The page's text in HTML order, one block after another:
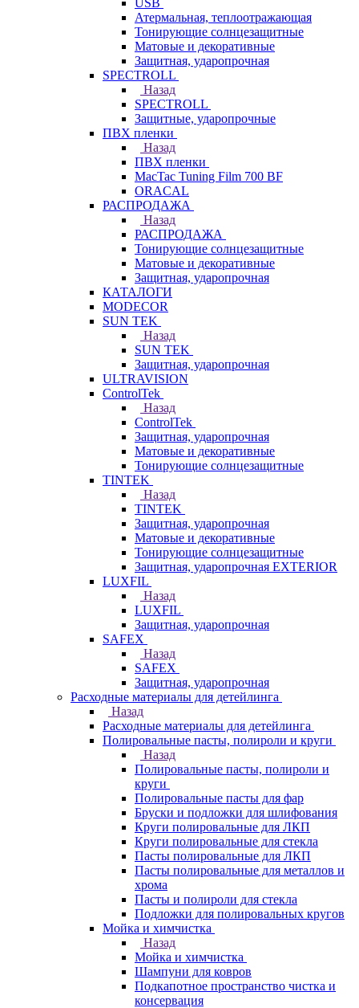
USB
Атермальная, теплоотражающая
Тонирующие солнцезащитные
Матовые и декоративные
Защитная, ударопрочная
SPECTROLL
Назад
SPECTROLL
Защитные, ударопрочные
ПВХ пленки
Назад
ПВХ пленки
MacTac Tuning Film 700 BF
ORACAL
РАСПРОДАЖА
Назад
РАСПРОДАЖА
Тонирующие солнцезащитные
Матовые и декоративные
Защитная, ударопрочная
КАТАЛОГИ
MODECOR
SUN TEK
Назад
SUN TEK
Защитная, ударопрочная
ULTRAVISION
ControlTek
Назад
ControlTek
Защитная, ударопрочная
Матовые и декоративные
Тонирующие солнцезащитные
TINTEK
Назад
TINTEK
Защитная, ударопрочная
Матовые и декоративные
Тонирующие солнцезащитные
Защитная, ударопрочная EXTERIOR
LUXFIL
Назад
LUXFIL
Защитная, ударопрочная
SAFEX
Назад
SAFEX
Защитная, ударопрочная
Расходные материалы для детейлинга
Назад
Расходные материалы для детейлинга
Полировальные пасты, полироли и круги
Назад
Полировальные пасты, полироли и
круги
Полировальные пасты для фар
Бруски и подложки для шлифования
Круги полировальные для ЛКП
Круги полировальные для стекла
Пасты полировальные для ЛКП
Пасты полировальные для металлов и
хрома
Пасты и полироли для стекла
Подложки для полировальных кругов
Мойка и химчистка
Назад
Мойка и химчистка
Шампуни для ковров
Подкапотное пространство чистка и
консервация